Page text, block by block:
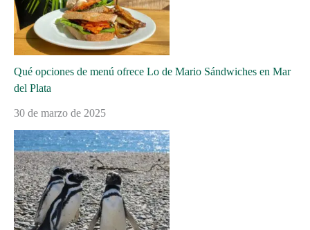
Qué opciones de menú ofrece Lo de Mario Sándwiches en Mar
del Plata
30 de marzo de 2025